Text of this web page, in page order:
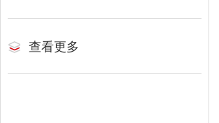
查看更多